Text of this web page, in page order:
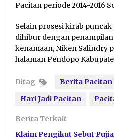
Pacitan periode 2014-2016
Selain prosesi kirab
dihibur dengan
kenamaan, Niken Salindry
halaman Pendopo
Ditag Berita Pacitan
Hari Jadi Pacitan
Berita Terkait
Klaim Pengikut Sebut